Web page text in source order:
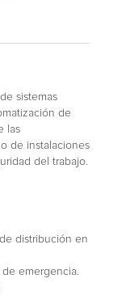
sistemas
de
las
de instalaciones
del trabajo.
distribución en
de emergencia.